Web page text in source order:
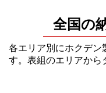
全国の
各エリア別にホクデン
す。表組のエリアから